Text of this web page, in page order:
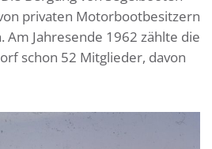
privaten Motorbootbesitzern
Jahresende 1962 zählte die
schon 52 Mitglieder, davon